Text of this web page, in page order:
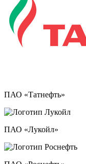
ПАО «Татнефть»
ПАО «Лукойл»